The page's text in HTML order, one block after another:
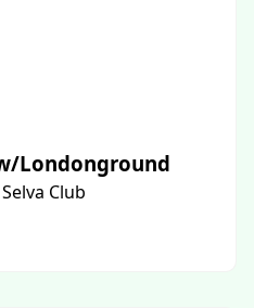
Londonground
Club